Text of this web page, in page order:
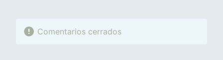
Comentarios cerrados